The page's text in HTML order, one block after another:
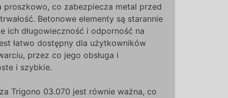
proszkowo, co zabezpiecza metal przed
Betonowe elementy są starannie
ich długowieczność i odporność na
łatwo dostępny dla użytkowników
przez co jego obsługa i
i szybkie.
Trigono 03.070 jest równie ważna, co